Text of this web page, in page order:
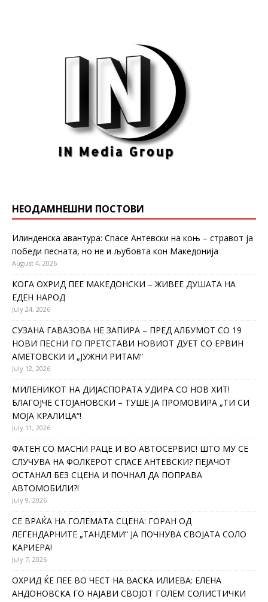
НЕОДАМНЕШНИ ПОСТОВИ
Илинденска авантура: Спасе Антевски на коњ – стравот ја
победи песната, но не и љубовта кон Македонија
August 4, 2026
КОГА ОХРИД ПЕЕ МАКЕДОНСКИ – ЖИВЕЕ ДУШАТА НА
ЕДЕН НАРОД
July 24, 2026
СУЗАНА ГАВАЗОВА НЕ ЗАПИРА – ПРЕД АЛБУМОТ СО 19
НОВИ ПЕСНИ ГО ПРЕТСТАВИ НОВИОТ ДУЕТ СО ЕРВИН
АМЕТОВСКИ И „ЈУЖНИ РИТАМ“
July 12, 2026
МИЛЕНИКОТ НА ДИЈАСПОРАТА УДИРА СО НОВ ХИТ!
БЛАГОЈЧЕ СТОЈАНОВСКИ – ТУШЕ ЈА ПРОМОВИРА „ТИ СИ
МОЈА КРАЛИЦА“!
July 11, 2026
ФАТЕН СО МАСНИ РАЦЕ И ВО АВТОСЕРВИС! ШТО МУ СЕ
СЛУЧУВА НА ФОЛКЕРОТ СПАСЕ АНТЕВСКИ? ПЕЈАЧОТ
ОСТАНАЛ БЕЗ СЦЕНА И ПОЧНАЛ ДА ПОПРАВА
АВТОМОБИЛИ?!
July 9, 2026
СЕ ВРАЌА НА ГОЛЕМАТА СЦЕНА: ГОРАН ОД
ЛЕГЕНДАРНИТЕ „ТАНДЕМИ“ ЈА ПОЧНУВА СВОЈАТА СОЛО
КАРИЕРА!
July 7, 2026
ОХРИД ЌЕ ПЕЕ ВО ЧЕСТ НА ВАСКА ИЛИЕВА: ЕЛЕНА
АНДОНОВСКА ГО НАЈАВИ СВОЈОТ ГОЛЕМ СОЛИСТИЧКИ